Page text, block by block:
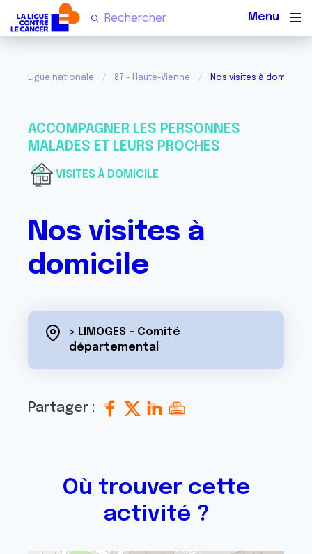
Ligue nationale 87 - Haute-Vienne Nos visites à domicile
ACCOMPAGNER LES PERSONNES
MALADES ET LEURS PROCHES
VISITES À DOMICILE
Nos visites à
domicile
> LIMOGES - Comité
départemental
Partager :
Où trouver cette
activité ?